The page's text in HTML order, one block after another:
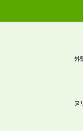
外
ヌ